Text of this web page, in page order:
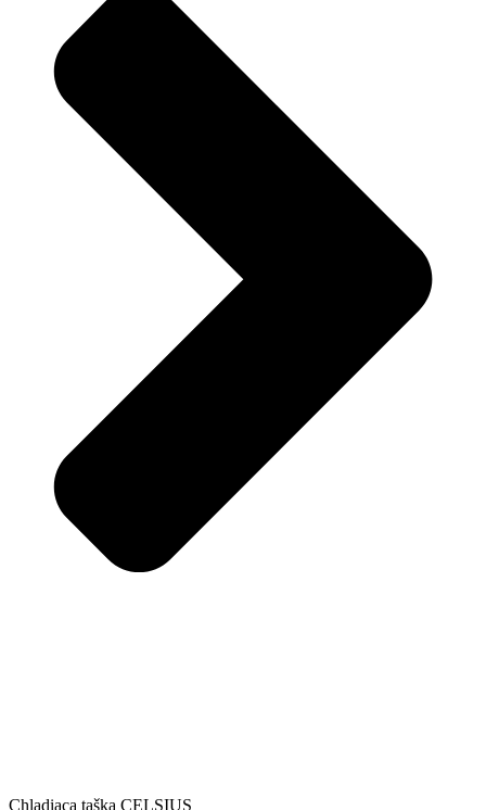
Chladiaca taška CELSIUS